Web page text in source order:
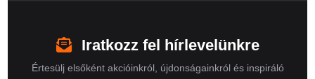
Iratkozz fel hírlevelünkre
Értesülj elsőként akcióinkról, újdonságainkról és inspiráló